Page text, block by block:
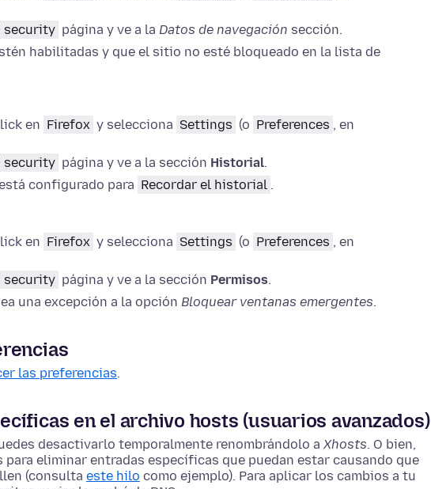
security página y ve a la Datos de navegación sección.
habilitadas y que el sitio no esté bloqueado en la lista de
en Firefox y selecciona Settings (o Preferences , en
security página y ve a la sección Historial.
configurado para Recordar el historial .
en Firefox y selecciona Settings (o Preferences , en
security página y ve a la sección Permisos.
una excepción a la opción Bloquear ventanas emergentes.
las preferencias.
en el archivo hosts (usuarios avanzados)
desactivarlo temporalmente renombrándolo a Xhosts. O bien,
eliminar entradas específicas que puedan estar causando que
(consulta este hilo como ejemplo). Para aplicar los cambios a tu